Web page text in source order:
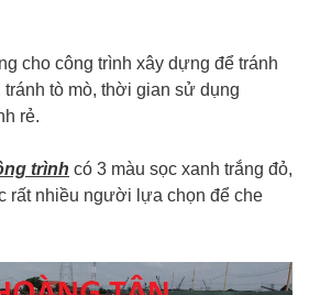
cho công trình xây dựng để tránh
tránh tò mò, thời gian sử dụng
rẻ.
trình có 3 màu sọc xanh trắng đỏ,
rất nhiều người lựa chọn để che